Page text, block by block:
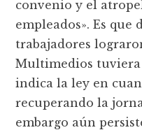
convenio y el
empleados». Es que
trabajadores
Multimedios tuviera
indica la ley en
recuperando la
embargo aún